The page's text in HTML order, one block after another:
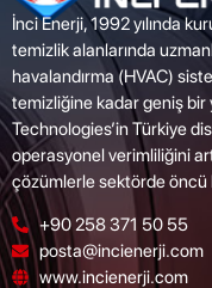
İnci Enerji, 1992 yılında
temizlik alanlarında
havalandırma (HVAC)
temizliğine kadar geniş bir
Technologies’in Türkiye
operasyonel verimliliğini
çözümlerle sektörde öncü
+90 258 371 50 55
posta@incienerji.com
www.incienerji.com